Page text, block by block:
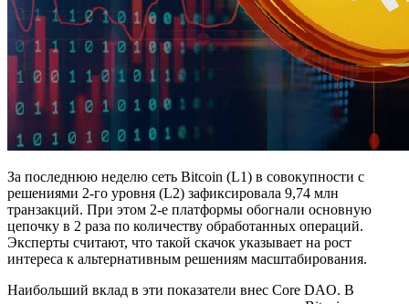
За последнюю неделю сеть Bitcoin (L1) в совокупности с
решениями 2-го уровня (L2) зафиксировала 9,74 млн
транзакций. При этом 2-е платформы обогнали основную
цепочку в 2 раза по количеству обработанных операций.
Эксперты считают, что такой скачок указывает на рост
интереса к альтернативным решениям масштабирования.
Наибольший вклад в эти показатели внес Core DAO. В